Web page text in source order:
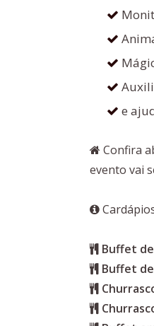
e
Confira
evento vai
Buffet
Buffet